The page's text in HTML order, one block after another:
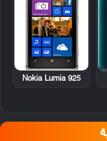
Nokia Lumia 925